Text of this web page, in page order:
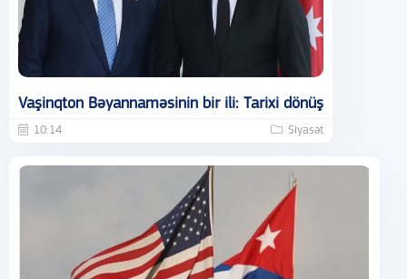
Vaşinqton Bəyannaməsinin bir ili: Tarixi dönüş
10:14 Siyasət